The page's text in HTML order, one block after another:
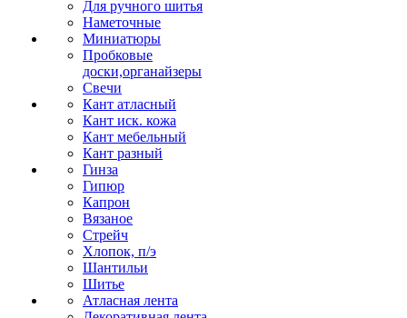
Для ручного шитья
Наметочные
Миниатюры
Пробковые
доски,органайзеры
Свечи
Кант атласный
Кант иск. кожа
Кант мебельный
Кант разный
Гинза
Гипюр
Капрон
Вязаное
Стрейч
Хлопок, п/э
Шантильи
Шитье
Атласная лента